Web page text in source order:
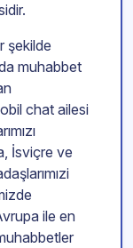
şekilde
muhabbet
chat ailesi
İsviçre ve
ile en